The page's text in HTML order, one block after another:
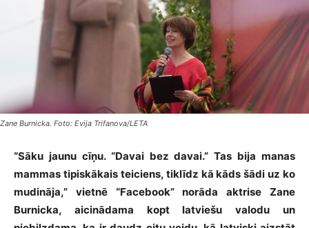
Zane Burnicka. Foto: Evija Trifanova/LETA
“Sāku jaunu cīņu. “Davai bez davai.” Tas bija manas
mammas tipiskākais teiciens, tiklīdz kā kāds šādi uz ko
mudināja,” vietnē “Facebook” norāda aktrise Zane
Burnicka, aicinādama kopt latviešu valodu un